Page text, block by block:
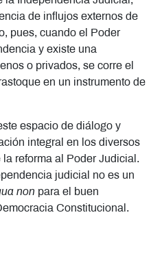
de influjos externos de
pues, cuando el Poder
y existe una
o privados, se corre el
en un instrumento de
espacio de diálogo y
integral en los diversos
reforma al Poder Judicial.
judicial no es un
non para el buen
Constitucional.